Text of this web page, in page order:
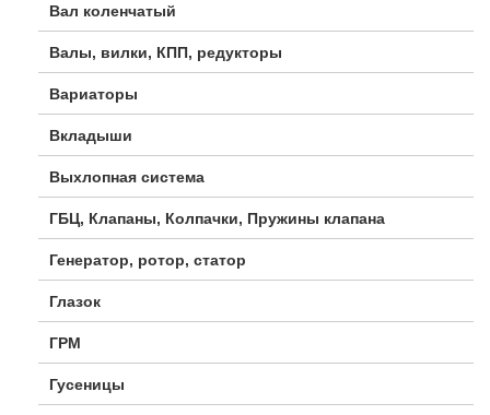
Вал коленчатый
Валы, вилки, КПП, редукторы
Вариаторы
Вкладыши
Выхлопная система
ГБЦ, Клапаны, Колпачки, Пружины клапана
Генератор, ротор, статор
Глазок
ГРМ
Гусеницы